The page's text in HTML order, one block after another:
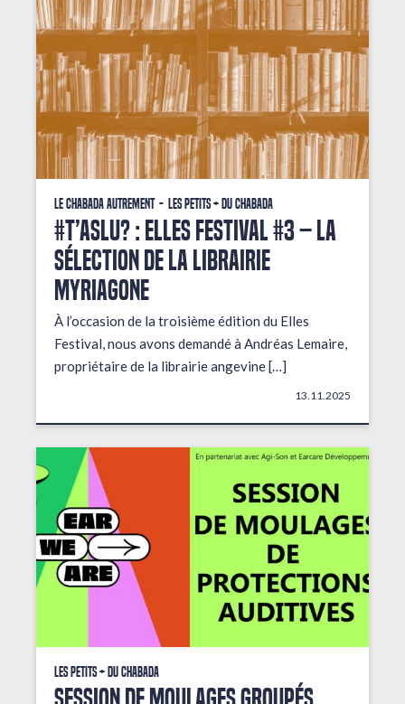
Le Chabada autrement Les petits + du Chabada
#T’AsLu? : ELLES FESTIVAL #3 – La
sélection de la librairie
Myriagone
À l’occasion de la troisième édition du Elles
Festival, nous avons demandé à Andréas Lemaire,
propriétaire de la librairie angevine […]
13.11.2025
Les petits + du Chabada